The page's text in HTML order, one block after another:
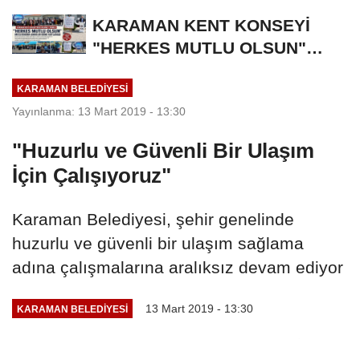
KARAMAN KENT KONSEYİ
"HERKES MUTLU OLSUN"
GÜNÜNE...
KARAMAN BELEDIYESI
Yayınlanma: 13 Mart 2019 - 13:30
"Huzurlu ve Güvenli Bir Ulaşım
İçin Çalışıyoruz"
Karaman Belediyesi, şehir genelinde
huzurlu ve güvenli bir ulaşım sağlama
adına çalışmalarına aralıksız devam ediyor
KARAMAN BELEDIYESI 13 Mart 2019 - 13:30